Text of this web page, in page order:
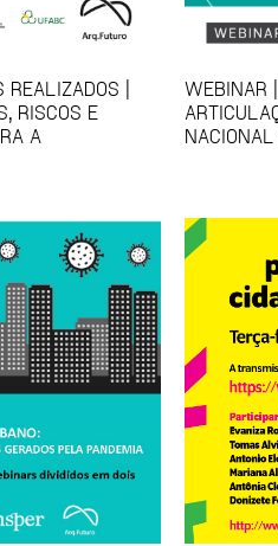
REALIZADOS |
RISCOS E
A
WEBINAR
NACIONAL